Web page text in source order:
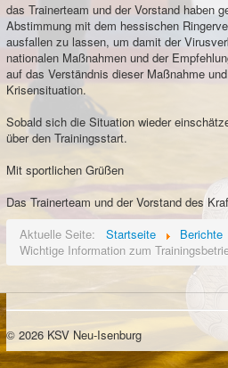
das Trainerteam und der Vorstand haben
Abstimmung mit dem hessischen
ausfallen zu lassen, um damit der
nationalen Maßnahmen und der
auf das Verständnis dieser Maßnahme
Krisensituation.
Sobald sich die Situation wieder
über den Trainingsstart.
Mit sportlichen Grüßen
Das Trainerteam und der Vorstand des
Aktuelle Seite:
Startseite
Berichte
Wichtige Information zum
© 2026 KSV Neu-Isenburg